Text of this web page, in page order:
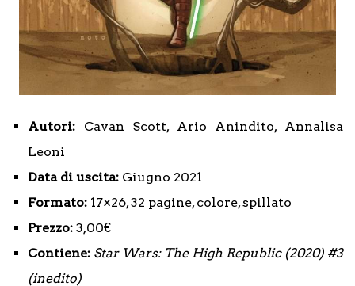
Autori: Cavan Scott, Ario Anindito, Annalisa
Leoni
Data di uscita: Giugno 2021
Formato: 17×26, 32 pagine, colore, spillato
Prezzo: 3,00€
Contiene: Star Wars: The High Republic (2020) #3
(inedito)